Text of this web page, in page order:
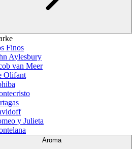
Finos
Aylesbury
van Meer
Olifant
y Julieta
Aroma